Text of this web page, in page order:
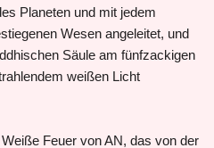
Planeten und mit jedem
Wesen angeleitet, und
Säule am fünfzackigen
weißen Licht
Feuer von AN, das von der